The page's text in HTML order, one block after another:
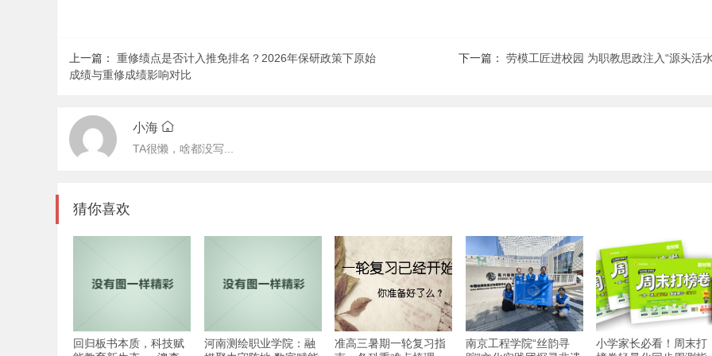
上一篇： 重修绩点是否计入推免排名？2026年保研政策下原始
成绩与重修成绩影响对比
下一篇： 劳模工匠进校园 为职教思政注入“源头活
小海
TA很懒，啥都没写...
猜你喜欢
回归板书本质，科技赋
河南测绘职业学院：融
准高三暑期一轮复习指
南京工程学院“丝韵寻
小学家长必看！周末打